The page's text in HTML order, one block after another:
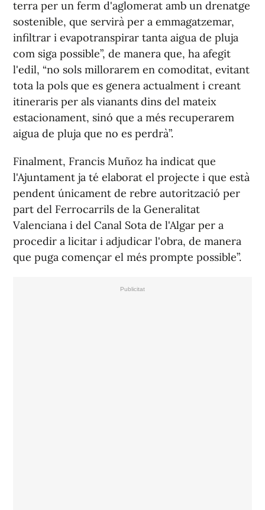
terra per un ferm d'aglomerat amb un drenatge
sostenible, que servirà per a emmagatzemar,
infiltrar i evapotranspirar tanta aigua de pluja
com siga possible”, de manera que, ha afegit
l'edil, “no sols millorarem en comoditat, evitant
tota la pols que es genera actualment i creant
itineraris per als vianants dins del mateix
estacionament, sinó que a més recuperarem
aigua de pluja que no es perdrà”.
Finalment, Francis Muñoz ha indicat que
l'Ajuntament ja té elaborat el projecte i que està
pendent únicament de rebre autorització per
part del Ferrocarrils de la Generalitat
Valenciana i del Canal Sota de l'Algar per a
procedir a licitar i adjudicar l'obra, de manera
que puga començar el més prompte possible”.